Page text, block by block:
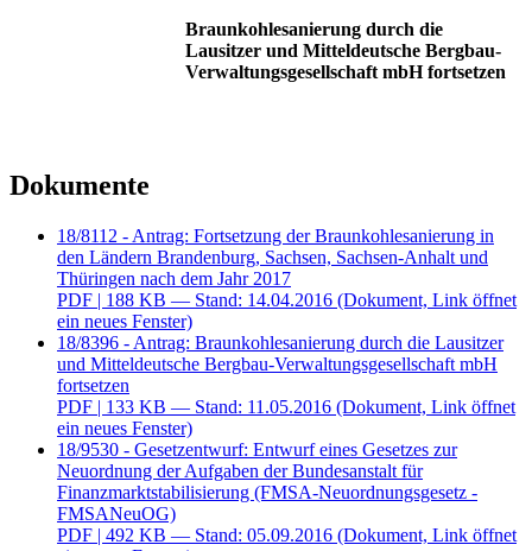
Braunkohlesanierung durch die
Lausitzer und Mitteldeutsche Bergbau-
Verwaltungsgesellschaft mbH fortsetzen
Dokumente
18/8112 - Antrag: Fortsetzung der Braunkohlesanierung in
den Ländern Brandenburg, Sachsen, Sachsen-Anhalt und
Thüringen nach dem Jahr 2017
PDF | 188 KB — Stand: 14.04.2016 (Dokument, Link öffnet
ein neues Fenster)
18/8396 - Antrag: Braunkohlesanierung durch die Lausitzer
und Mitteldeutsche Bergbau-Verwaltungsgesellschaft mbH
fortsetzen
PDF | 133 KB — Stand: 11.05.2016 (Dokument, Link öffnet
ein neues Fenster)
18/9530 - Gesetzentwurf: Entwurf eines Gesetzes zur
Neuordnung der Aufgaben der Bundesanstalt für
Finanzmarktstabilisierung (FMSA-Neuordnungsgesetz -
FMSANeuOG)
PDF | 492 KB — Stand: 05.09.2016 (Dokument, Link öffnet